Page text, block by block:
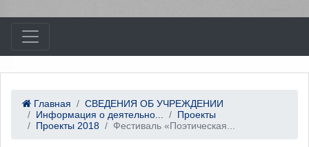
Главная
СВЕДЕНИЯ ОБ УЧРЕЖДЕНИИ
Информация о деятельно...
Проекты
Проекты 2018
Фестиваль «Поэтическая...